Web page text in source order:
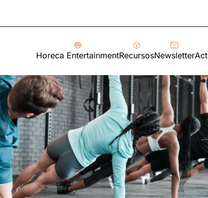
Horeca EntertainmentRecursosNewsletter